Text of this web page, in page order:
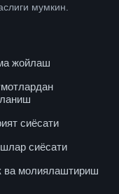
мумкин.
жойлаш
сиёсати
сиёсати
ва молиялаштириш